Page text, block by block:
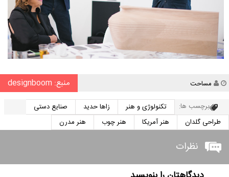
نویسنده
مساحت منبع: designboom
برچسب ها: تکنولوژی و هنر زاها حدید
صنایع دستی
طراحی گلدان
هنر آمریکا هنر چوب هنر مدرن
نظرات